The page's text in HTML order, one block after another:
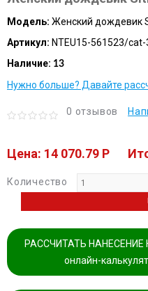
Модель: Женский дождевик
Артикул: NTEU15-561523/cat-
Наличие: 13
Нужно больше? Давайте
0 отзывов
Цена: 14 070.79 P
Количество
РАССЧИТАТЬ НАНЕСЕНИЕ
онлайн-